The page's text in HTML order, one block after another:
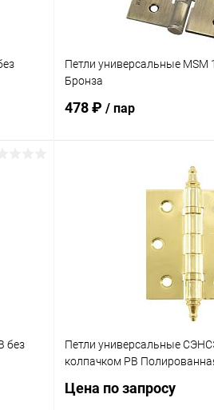
Петли универсальные MSM
Бронза
478 ₽ / пар
В
без
Петли универсальные
колпачком PB
Цена по запросу